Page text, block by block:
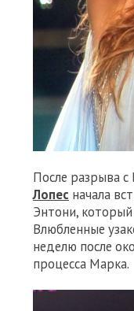
После разрыва
Лопес начала
Энтони,
Влюбленные
неделю после
процесса Марка.